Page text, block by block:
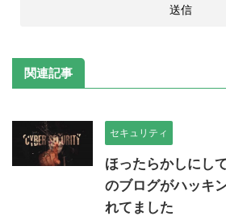
関連記事
セキュリティ
ほったらかしにし
のブログがハッキ
れてました